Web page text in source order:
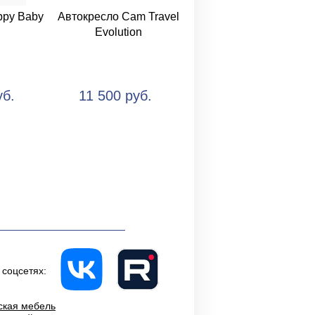
Baby
Автокресло Cam Travel
Evolution
11 500 руб.
мебель